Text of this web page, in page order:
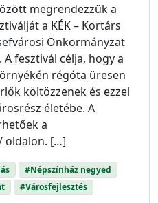
megrendezzük a
a KÉK – Kortárs
Önkormányzat
A fesztivál célja, hogy a
régóta üresen
költözzenek és ezzel
életébe. A
a
oldalon. […]
#Népszínház negyed
#Városfejlesztés